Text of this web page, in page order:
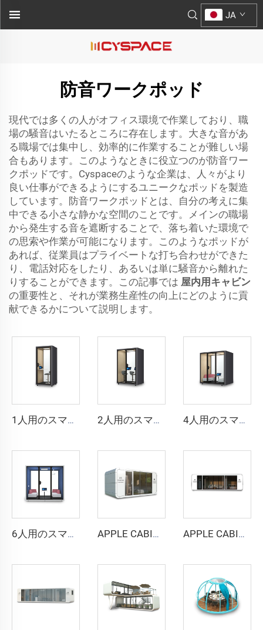
JA
防音ワークポッド
現代では多くの人がオフィス環境で作業しており、職
場の騒音はいたるところに存在します。大きな音があ
る職場では集中し、効率的に作業することが難しい場
合もあります。このようなときに役立つのが防音ワー
クポッドです。Cyspaceのような企業は、人々がより
良い仕事ができるようにするユニークなポッドを製造
しています。防音ワークポッドとは、自分の考えに集
中できる小さな静かな空間のことです。メインの職場
から発生する音を遮断することで、落ち着いた環境で
の思索や作業が可能になります。このようなポッドが
あれば、従業員はプライベートな打ち合わせができた
り、電話対応をしたり、あるいは単に騒音から離れた
りすることができます。この記事では 屋内用キャビン
の重要性と、それが業務生産性の向上にどのように貢
献できるかについて説明します。
1人用のスマートで防音性の高いブース - Cyspace Y PROシリーズ 2人用のスマートで防音性の高いブース - Cyspace Y PROシリーズ 4人用のスマートで防音ブース - Cyspace Y PROシリーズ
6人用のスマートで防音性の高いブース - Cyspace Y PROシリーズ APPLE CABIN CAPSULE HOUSE -Cyspace A6シリーズ APPLE CABIN CAPSULE HOUSE -Cyspace A9シリーズ